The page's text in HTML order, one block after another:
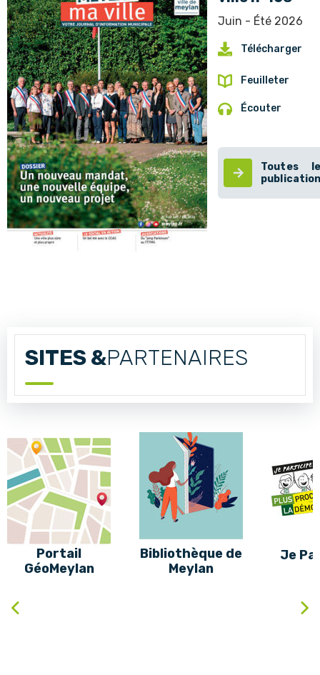
Juin - Été 2026
Télécharger
Feuilleter
Écouter
Toutes
SITES &PARTENAIRES
Précédent
Portail
GéoMeylan
Bibliothèque de
Meylan
Je